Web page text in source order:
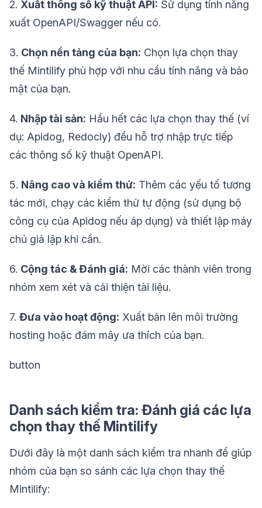
2. Xuất thông số kỹ thuật API: Sử dụng tính năng
xuất OpenAPI/Swagger nếu có.
3. Chọn nền tảng của bạn: Chọn lựa chọn thay
thế Mintilify phù hợp với nhu cầu tính năng và bảo
mật của bạn.
4. Nhập tài sản: Hầu hết các lựa chọn thay thế (ví
dụ: Apidog, Redocly) đều hỗ trợ nhập trực tiếp
các thông số kỹ thuật OpenAPI.
5. Nâng cao và kiểm thử: Thêm các yếu tố tương
tác mới, chạy các kiểm thử tự động (sử dụng bộ
công cụ của Apidog nếu áp dụng) và thiết lập máy
chủ giả lập khi cần.
6. Cộng tác & Đánh giá: Mời các thành viên trong
nhóm xem xét và cải thiện tài liệu.
7. Đưa vào hoạt động: Xuất bản lên môi trường
hosting hoặc đám mây ưa thích của bạn.
button
Danh sách kiểm tra: Đánh giá các lựa
chọn thay thế Mintilify
Dưới đây là một danh sách kiểm tra nhanh để giúp
nhóm của bạn so sánh các lựa chọn thay thế
Mintilify: